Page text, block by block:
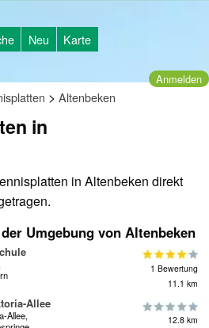
Neu Karte
Anmelden
> Altenbeken
in
in Altenbeken direkt
Umgebung von Altenbeken
1 Bewertung
11.1 km
Allee
Allee,
12.8 km